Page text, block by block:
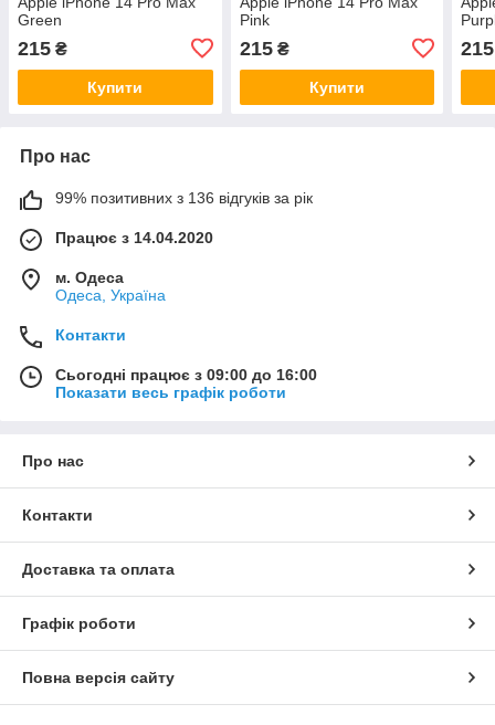
Green
215 ₴
Купити
Pink
215₴
Купити
215
Про нас
99% позитивних з 136 відгуків за рік
Працює з 14.04.2020
м. Одеса
Одеса, Україна
Контакти
Сьогодні працює з 09:00 до 16:00
Показати весь графік роботи
Про нас
Контакти
Доставка та оплата
Графік роботи
Повна версія сайту